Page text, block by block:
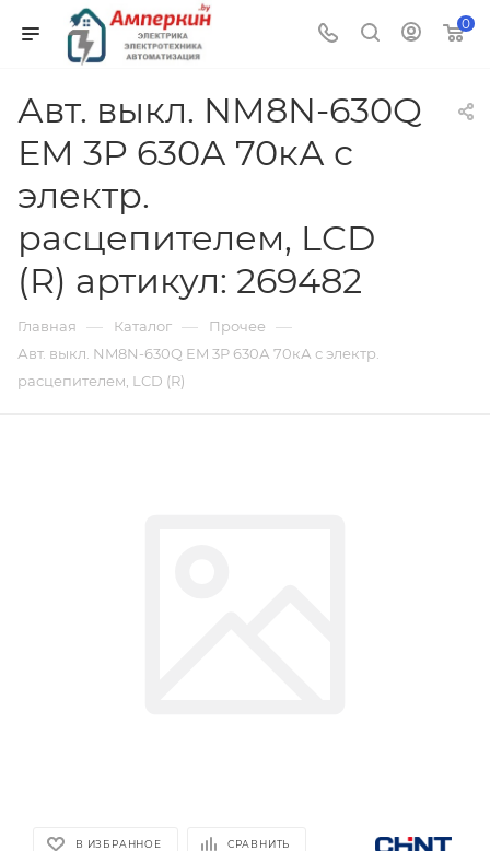
0
Авт. выкл. NM8N-630Q
EM 3P 630А 70кА с
электр.
расцепителем, LCD
(R) артикул: 269482
Главная — Каталог — Прочее —
Авт. выкл. NM8N-630Q EM 3P 630А 70кА с электр.
расцепителем, LCD (R)
В ИЗБРАННОЕ СРАВНИТЬ